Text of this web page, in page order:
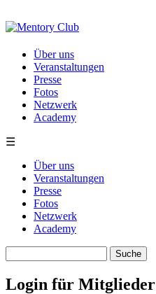
Über uns
Veranstaltungen
Presse
Fotos
Netzwerk
Academy
☰
Über uns
Veranstaltungen
Presse
Fotos
Netzwerk
Academy
Login für Mitglieder